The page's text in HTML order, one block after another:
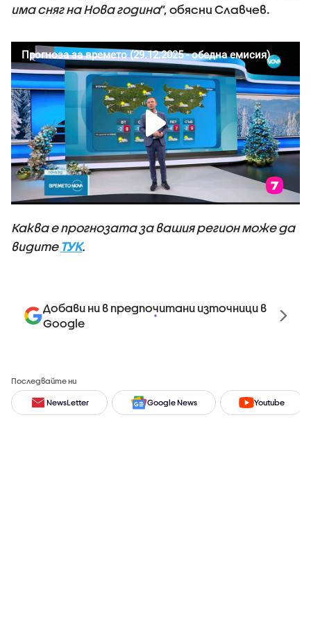
има сняг на Нова година”, обясни Славчев.
Каква е прогнозата за вашия регион може да
видите ТУК.
Добави ни в предпочитани източници в
Google
Последвайте ни
NewsLetter Google News Youtube